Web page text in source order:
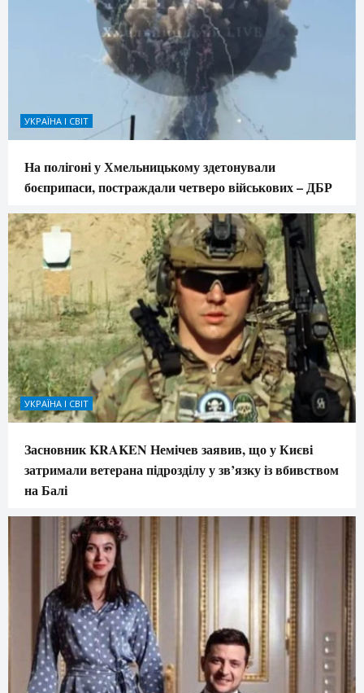
УКРАЇНА І СВІТ
На полігоні у Хмельницькому здетонували
боєприпаси, постраждали четверо військових – ДБР
УКРАЇНА І СВІТ
Засновник KRAKEN Немічев заявив, що у Києві
затримали ветерана підрозділу у зв’язку із вбивством
на Балі